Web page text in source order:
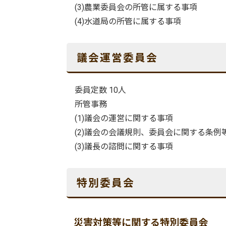
(3)農業委員会の所管に属する事項
(4)水道局の所管に属する事項
議会運営委員会
委員定数 10人
所管事務
(1)議会の運営に関する事項
(2)議会の会議規則、委員会に関する条例
(3)議長の諮問に関する事項
特別委員会
災害対策等に関する特別委員会